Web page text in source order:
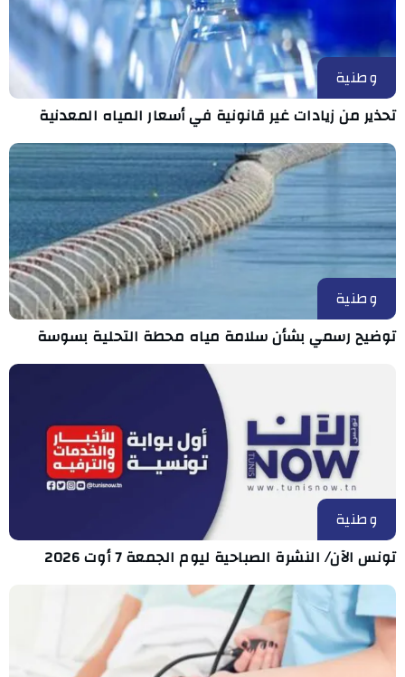
وطنية
تحذير من زيادات غير قانونية في أسعار المياه المعدنية
وطنية
توضيح رسمي بشأن سلامة مياه محطة التحلية بسوسة
وطنية
تونس الآن/ النشرة الصباحية ليوم الجمعة 7 أوت 2026